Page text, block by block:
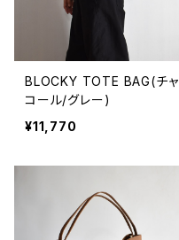
BLOCKY TOTE BAG(チャ
コール/グレー)
¥11,770